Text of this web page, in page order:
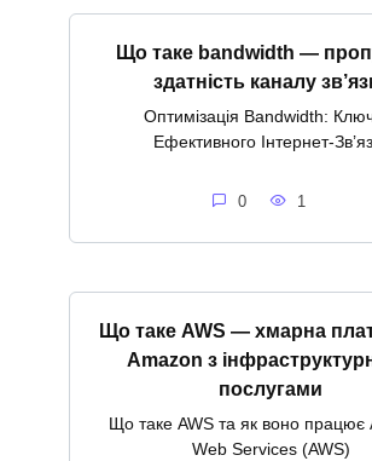
Що таке bandwidth —
здатність каналу
Оптимізація Bandwidth:
Ефективного Інтернет-
0 1
Що таке AWS — хмарна
Amazon з
послугами
Що таке AWS та як воно працює
Web Services (AWS)